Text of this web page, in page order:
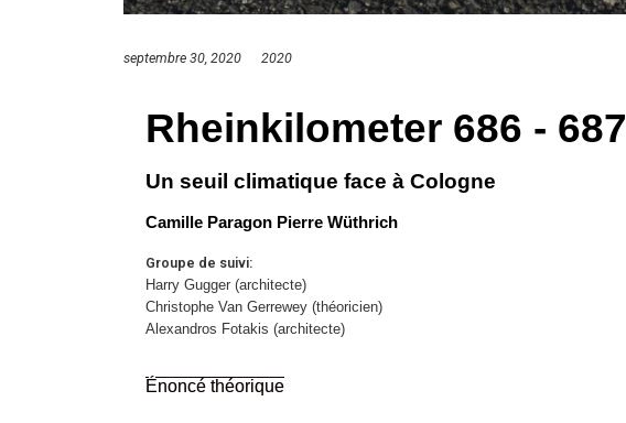
septembre 30, 2020 2020
Rheinkilometer 686 - 687
Un seuil climatique face à Cologne
Camille Paragon Pierre Wüthrich
Groupe de suivi:
Harry Gugger (architecte)
Christophe Van Gerrewey (théoricien)
Alexandros Fotakis (architecte)
Énoncé théorique